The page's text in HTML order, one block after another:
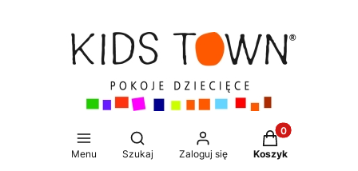
Menu
Otwórz wyszukiwarkę
Szukaj Zaloguj się
Produkty w
Koszyk